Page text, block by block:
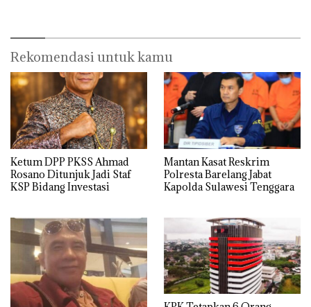
Rekomendasi untuk kamu
Ketum DPP PKSS Ahmad
Rosano Ditunjuk Jadi Staf
KSP Bidang Investasi
Mantan Kasat Reskrim
Polresta Barelang Jabat
Kapolda Sulawesi Tenggara